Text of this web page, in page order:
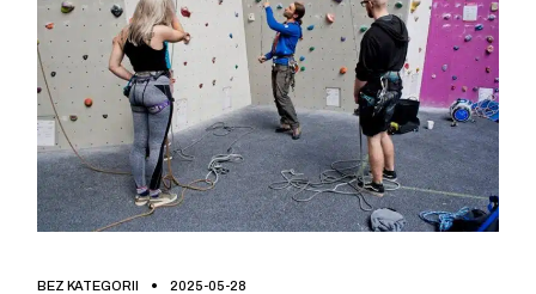
BEZ KATEGORII 2025-05-28